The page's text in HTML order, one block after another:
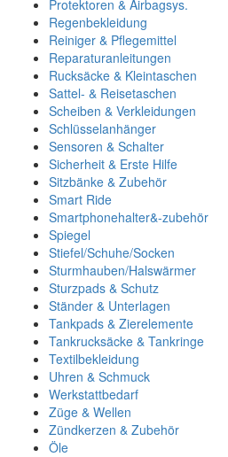
Protektoren & Airbagsys.
Regenbekleidung
Reiniger & Pflegemittel
Reparaturanleitungen
Rucksäcke & Kleintaschen
Sattel- & Reisetaschen
Scheiben & Verkleidungen
Schlüsselanhänger
Sensoren & Schalter
Sicherheit & Erste Hilfe
Sitzbänke & Zubehör
Smart Ride
Smartphonehalter&-zubehör
Spiegel
Stiefel/Schuhe/Socken
Sturmhauben/Halswärmer
Sturzpads & Schutz
Ständer & Unterlagen
Tankpads & Zierelemente
Tankrucksäcke & Tankringe
Textilbekleidung
Uhren & Schmuck
Werkstattbedarf
Züge & Wellen
Zündkerzen & Zubehör
Öle